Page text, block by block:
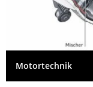
Motortechnik